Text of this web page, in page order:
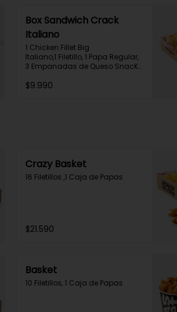
Box Sandwich Crack
Italiano
1 Chicken Fillet Big
Italiano,1 Filetillo, 1 Papa Regular,
3 Empanadas de Queso SnacK,
$9.990
Crazy Basket
16 Filetillos ,1 Caja de Papas
$21.590
Basket
10 Filetillos, 1 Caja de Papas